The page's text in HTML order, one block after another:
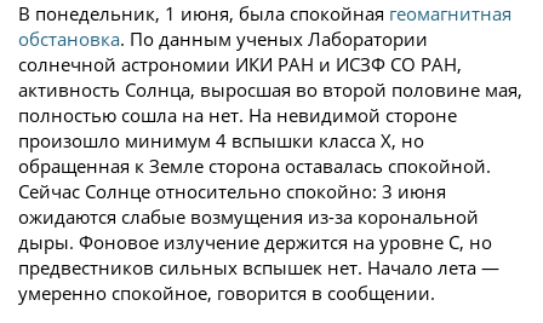
В понедельник, 1 июня, была спокойная геомагнитная
обстановка. По данным ученых Лаборатории
солнечной астрономии ИКИ РАН и ИСЗФ СО РАН,
активность Солнца, выросшая во второй половине мая,
полностью сошла на нет. На невидимой стороне
произошло минимум 4 вспышки класса X, но
обращенная к Земле сторона оставалась спокойной.
Сейчас Солнце относительно спокойно: 3 июня
ожидаются слабые возмущения из-за корональной
дыры. Фоновое излучение держится на уровне C, но
предвестников сильных вспышек нет. Начало лета —
умеренно спокойное, говорится в сообщении.